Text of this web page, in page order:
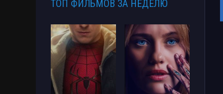
ТОП ФИЛЬМОВ ЗА НЕДЕЛЮ